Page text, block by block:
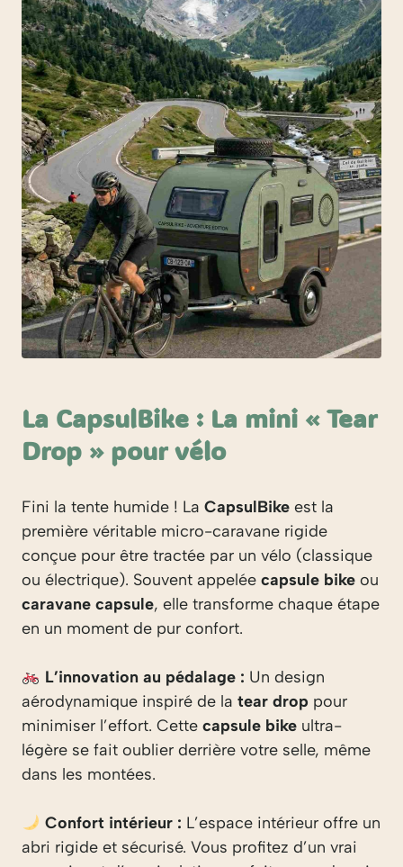
La CapsulBike : La mini « Tear
Drop » pour vélo
Fini la tente humide ! La CapsulBike est la
première véritable micro-caravane rigide
conçue pour être tractée par un vélo (classique
ou électrique). Souvent appelée capsule bike ou
caravane capsule, elle transforme chaque étape
en un moment de pur confort.
L’innovation au pédalage : Un design
aérodynamique inspiré de la tear drop pour
minimiser l’effort. Cette capsule bike ultra-
légère se fait oublier derrière votre selle, même
dans les montées.
Confort intérieur : L’espace intérieur offre un
abri rigide et sécurisé. Vous profitez d’un vrai